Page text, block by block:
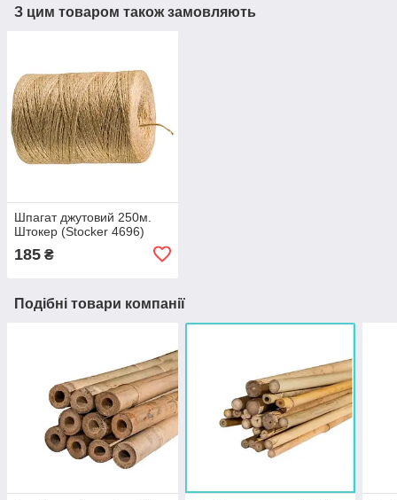
З цим товаром також замовляють
Шпагат джутовий 250м.
Штокер (Stocker 4696)
185 ₴
Подібні товари компанії